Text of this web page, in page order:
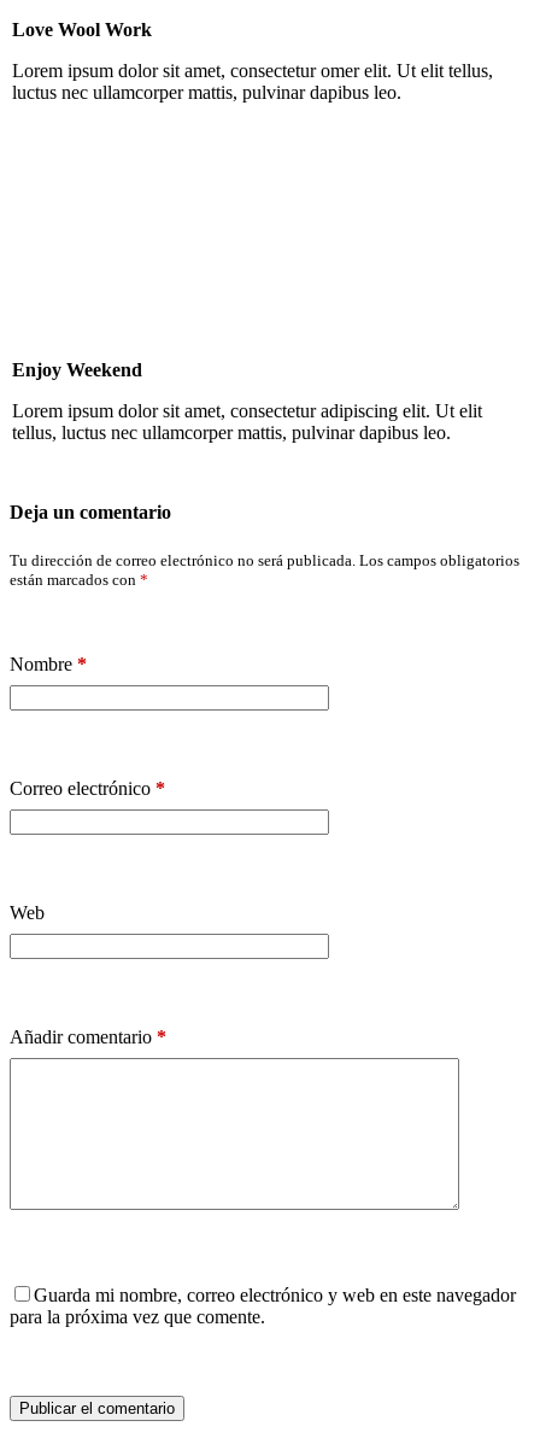
Love Wool Work
Lorem ipsum dolor sit amet, consectetur omer elit. Ut elit tellus,
luctus nec ullamcorper mattis, pulvinar dapibus leo.
Enjoy Weekend
Lorem ipsum dolor sit amet, consectetur adipiscing elit. Ut elit
tellus, luctus nec ullamcorper mattis, pulvinar dapibus leo.
Deja un comentario
Tu dirección de correo electrónico no será publicada. Los campos obligatorios
están marcados con *
Nombre *
Correo electrónico *
Web
Añadir comentario *
Guarda mi nombre, correo electrónico y web en este navegador
para la próxima vez que comente.
Publicar el comentario